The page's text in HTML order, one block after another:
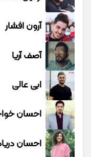
آرون افشار
آصف آریا
ابی عالی
احسان
احسان